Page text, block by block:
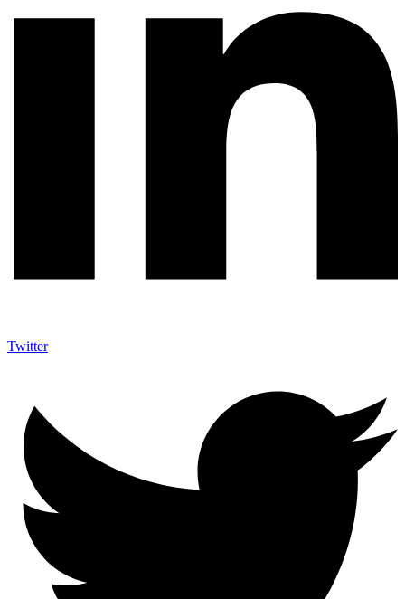
Twitter